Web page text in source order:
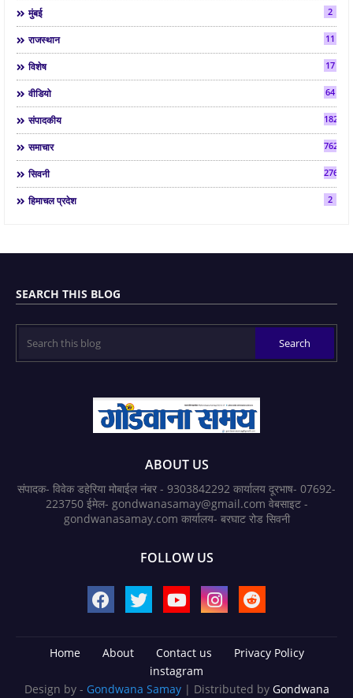
मुंबई 2
राजस्थान 11
विशेष 17
वीडियो 64
संपादकीय 182
समाचार 7624
सिवनी 2763
हिमाचल प्रदेश 2
SEARCH THIS BLOG
ABOUT US
संपादक- विवेक डहेरिया मोबाईल नंबर - 9303842292 कार्यालय दूरभाष- 07692-
223750 ईमेल- gondwanasamay@gmail.com वेबसाइट -
gondwanasamay.com कार्यालय- बरघाट रोड सिवनी
FOLLOW US
Home About Contact us
Privacy Policy
instagram
Design by - Gondwana Samay | Distributed by Gondwana